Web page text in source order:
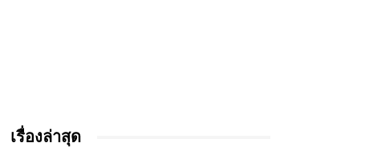
เรื่องล่าสุด